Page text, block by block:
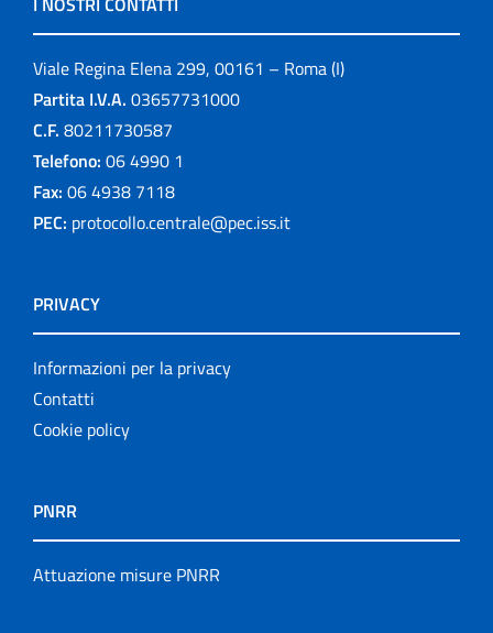
Viale Regina Elena 299, 00161 – Roma (I)
Partita I.V.A. 03657731000
C.F. 80211730587
Telefono: 06 4990 1
Fax: 06 4938 7118
PEC: protocollo.centrale@pec.iss.it
PRIVACY
Informazioni per la privacy
Contatti
Cookie policy
PNRR
Attuazione misure PNRR